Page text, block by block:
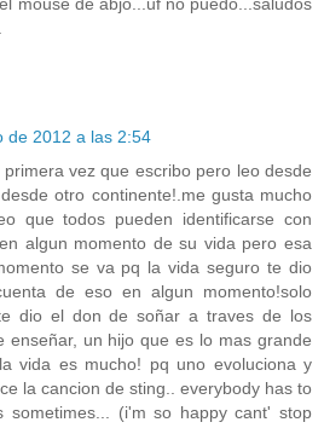
de 2012 a las 2:54
vez que escribo pero leo desde
otro continente!.me gusta mucho
que todos pueden identificarse con
algun momento de su vida pero esa
se va pq la vida seguro te dio
de eso en algun momento!solo
dio el don de soñar a traves de los
enseñar, un hijo que es lo mas grande
vida es mucho! pq uno evoluciona y
la cancion de sting.. everybody has to
sometimes... (i'm so happy cant' stop